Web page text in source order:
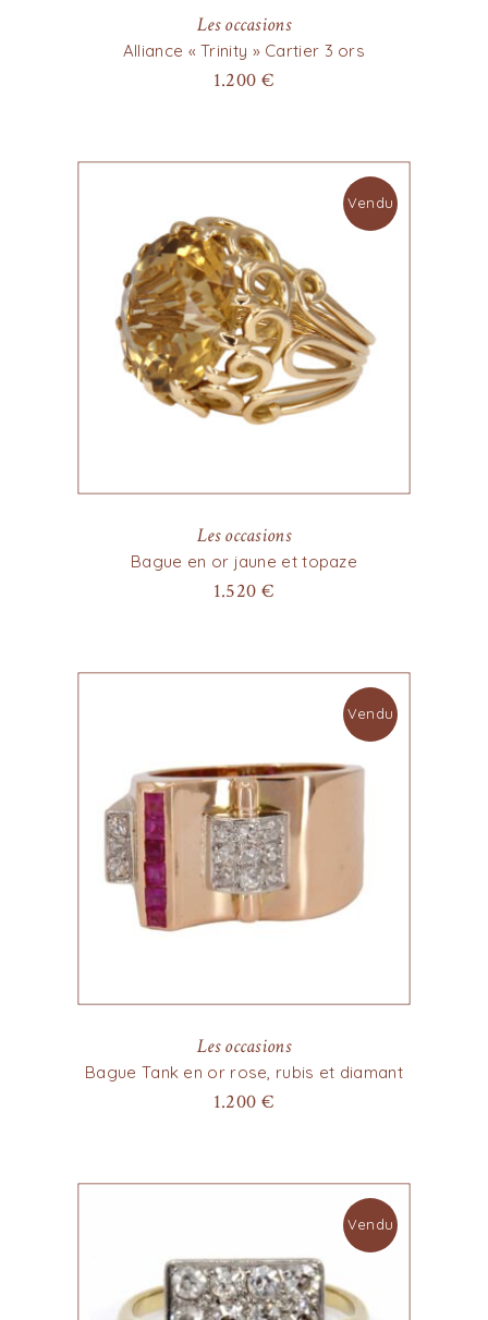
Les occasions
Alliance « Trinity » Cartier 3 ors
1.200 €
Vendu
Les occasions
Bague en or jaune et topaze
1.520 €
Vendu
Les occasions
Bague Tank en or rose, rubis et diamant
1.200 €
Vendu